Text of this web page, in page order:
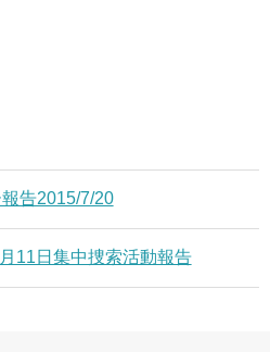
報告2015/7/20
11日集中捜索活動報告